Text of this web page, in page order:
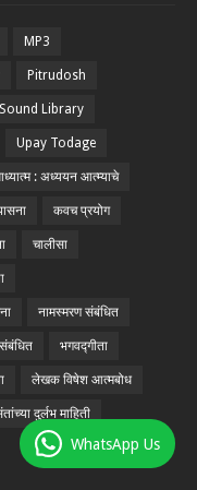
MP3
Pitrudosh
Sound Library
Upay Todage
: अध्ययन आत्म्याचे
कवच प्रयोग
चालीसा
नामस्मरण संबंधित
भगवद्गीता
लेखक विषेश आत्मबोध
दुर्लभ माहिती
WhatsApp Us